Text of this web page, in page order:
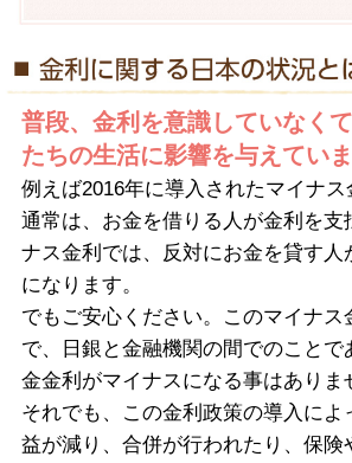
普段、金利を意識していなく
たちの生活に影響を与えていま
例えば2016年に導入されたマイナス
通常は、お金を借りる人が金利を支
ナス金利では、反対にお金を貸す人
になります。
でもご安心ください。このマイナス
で、日銀と金融機関の間でのことで
金金利がマイナスになる事はありま
それでも、この金利政策の導入によ
益が減り、合併が行われたり、保険